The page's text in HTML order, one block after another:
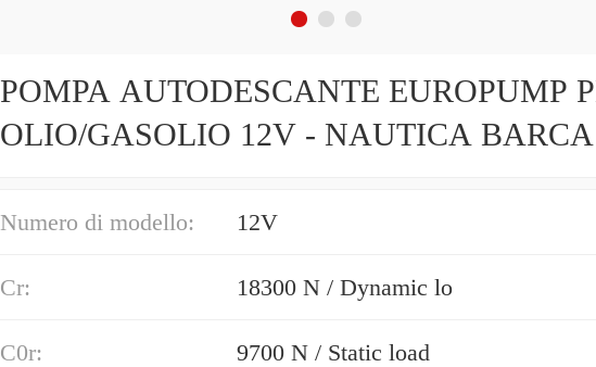
POMPA AUTODESCANTE EUROPUMP
OLIO/GASOLIO 12V - NAUTICA BARCA
Numero di modello: 12V
Cr: 18300 N / Dynamic lo
C0r: 9700 N / Static load